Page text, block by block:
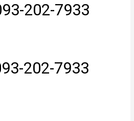
202-7933
202-7933